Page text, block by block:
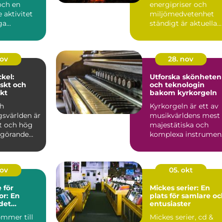
en
aktivitet
energipriser och
miljömedvetenhet
ständigt är aktuella
och
är
och hög
28. nov
Utforska skönheten
och teknologin
bakom kyrkorgeln
Kyrkorgeln är ett av
musikvärldens mest
majestätiska och
komplexa
för
En
till
05. okt
Mickes serier: En
plats för samlare
entusiaster
Mickes serier, cd &